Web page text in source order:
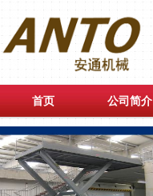
首页 公司简介